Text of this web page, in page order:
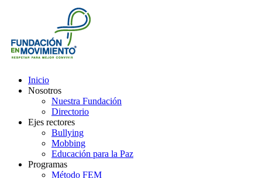
Inicio
Nosotros
Nuestra Fundación
Directorio
Ejes rectores
Bullying
Mobbing
Educación para la Paz
Programas
Método FEM